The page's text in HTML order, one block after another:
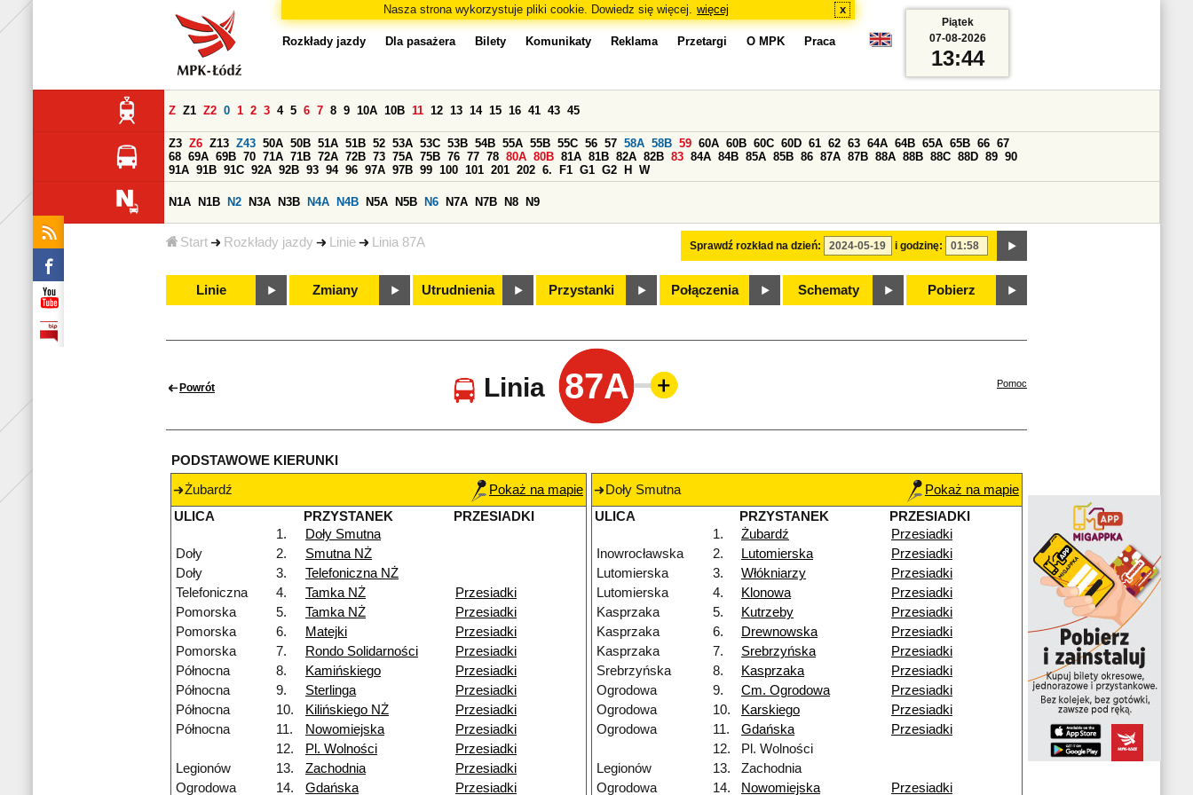
Nasza strona wykorzystuje pliki cookie. Dowiedz się więcej. więcej x
Start Rozkłady jazdy Linie Linia 87A
Rozkłady jazdy Dla pasażera Bilety Komunikaty Reklama Przetargi O MPK Praca
Sprawdź rozkład na dzień: i godzinę:
Z Z1 Z2 0 1 2 3 4 5 6 7 8 9 10A 10B 11 12 13 14 15 16 41 43 45
Z3 Z6 Z13 Z43 50A 50B 51A 51B 52 53A 53C 53B 54B 55A 55B 55C 56 57 58A 58B 59 60A 60B 60C 60D 61 62 63 64A 64B 65A 65B 66 67
68 69A 69B 70 71A 71B 72A 72B 73 75A 75B 76 77 78 80A 80B 81A 81B 82A 82B 83 84A 84B 85A 85B 86 87A 87B 88A 88B 88C 88D 89 90
91A 91B 91C 92A 92B 93 94 96 97A 97B 99 100 101 201 202 6. F1 G1 G2 H W
N1A N1B N2 N3A N3B N4A N4B N5A N5B N6 N7A N7B N8 N9
Linie Zmiany Utrudnienia Przystanki Połączenia Schematy Pobierz
Piątek
07-08-2026
13:44
Powrót Linia 87A Pomoc
PODSTAWOWE KIERUNKI
Żubardź
Pokaż na mapie
ULICA
PRZYSTANEK
PRZESIADKI
1.
Doły Smutna
Doły
2.
Smutna NŻ
Doły
3.
Telefoniczna NŻ
Telefoniczna
4. Tamka NŻ
Przesiadki
Pomorska
5. Tamka NŻ
Przesiadki
Pomorska
6. Matejki
Przesiadki
Pomorska
7. Rondo Solidarności
Przesiadki
Północna
8. Kamińskiego
Przesiadki
Północna
9. Sterlinga
Przesiadki
Północna
10. Kilińskiego NŻ
Przesiadki
Północna
11. Nowomiejska
Przesiadki
12.
Pl. Wolności
Przesiadki
Legionów
13. Zachodnia
Przesiadki
Ogrodowa
14. Gdańska Przesiadki
Doły Smutna
Pokaż na mapie
ULICA
PRZYSTANEK
PRZESIADKI
1.
Żubardź
Przesiadki
Inowrocławska
2. Lutomierska
Przesiadki
Lutomierska
3. Włókniarzy
Przesiadki
Lutomierska
4. Klonowa
Przesiadki
Kasprzaka
5. Kutrzeby
Przesiadki
Kasprzaka
6. Drewnowska
Przesiadki
Kasprzaka
7. Srebrzyńska
Przesiadki
Srebrzyńska
8. Kasprzaka
Przesiadki
Ogrodowa
9. Cm. Ogrodowa
Przesiadki
Ogrodowa
10. Karskiego
Przesiadki
Ogrodowa
11. Gdańska
Przesiadki
12.
Pl. Wolności
Legionów
13.
Zachodnia
Ogrodowa
14. Nowomiejska Przesiadki